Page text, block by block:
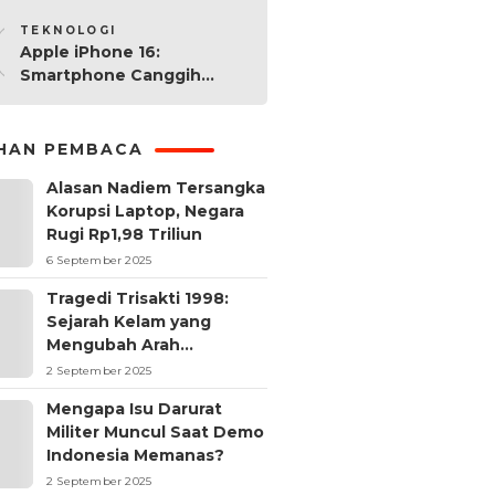
TEKNOLOGI
Apple iPhone 16:
Smartphone Canggih
PEMBACA
Alasan Nadiem Tersangka
Korupsi Laptop, Negara
Rugi Rp1,98 Triliun
6 September 2025
Tragedi Trisakti 1998:
Sejarah Kelam yang
Mengubah Arah
Reformasi Indonesia
2 September 2025
Mengapa Isu Darurat
Militer Muncul Saat Demo
Indonesia Memanas?
2 September 2025